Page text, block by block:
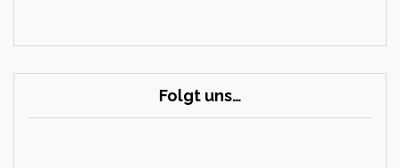
Folgt uns…